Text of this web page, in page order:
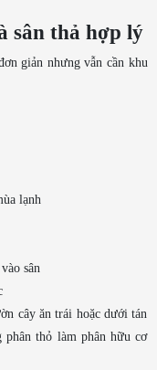
sân thả hợp lý
giản nhưng vẫn cần khu
lạnh
sân
cây ăn trái hoặc dưới tán
thỏ làm phân hữu cơ